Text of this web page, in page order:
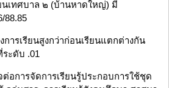
นเทศบาล ๒ (บ้านหาดใหญ่) มี
88.85
ารเรียนสูงกว่าก่อนเรียนแตกต่างกัน
ะดับ .01
อการจัดการเรียนรู้ประกอบการใช้ชุด